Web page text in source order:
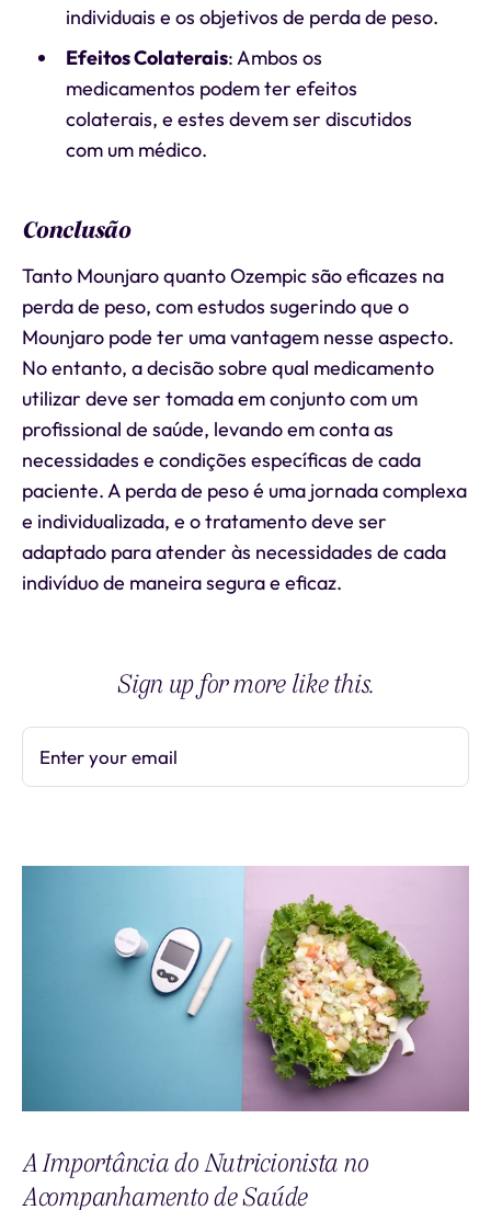
individuais e os objetivos de perda de peso.
Efeitos Colaterais: Ambos os
medicamentos podem ter efeitos
colaterais, e estes devem ser discutidos
com um médico.
Conclusão
Tanto Mounjaro quanto Ozempic são eficazes na
perda de peso, com estudos sugerindo que o
Mounjaro pode ter uma vantagem nesse aspecto.
No entanto, a decisão sobre qual medicamento
utilizar deve ser tomada em conjunto com um
profissional de saúde, levando em conta as
necessidades e condições específicas de cada
paciente. A perda de peso é uma jornada complexa
e individualizada, e o tratamento deve ser
adaptado para atender às necessidades de cada
indivíduo de maneira segura e eficaz.
Sign up for more like this.
Enter your email
A Importância do Nutricionista no
Acompanhamento de Saúde